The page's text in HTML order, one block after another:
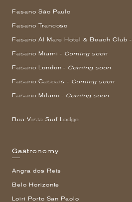
Fasano São Paulo
Fasano Trancoso
Fasano Al Mare Hotel & Beach Club -
Fasano Miami - Coming soon
Fasano London - Coming soon
Fasano Cascais - Coming soon
Fasano Milano - Coming soon
Boa Vista Surf Lodge
Gastronomy
Angra dos Reis
Belo Horizonte
Loiri Porto San Paolo